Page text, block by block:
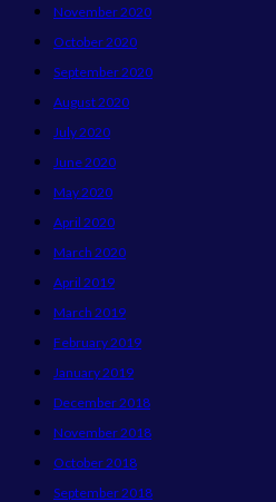
November 2020
October 2020
September 2020
August 2020
July 2020
June 2020
May 2020
April 2020
March 2020
April 2019
March 2019
February 2019
January 2019
December 2018
November 2018
October 2018
September 2018